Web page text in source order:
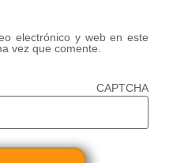
electrónico y web en este
vez que comente.
CAPTCHA